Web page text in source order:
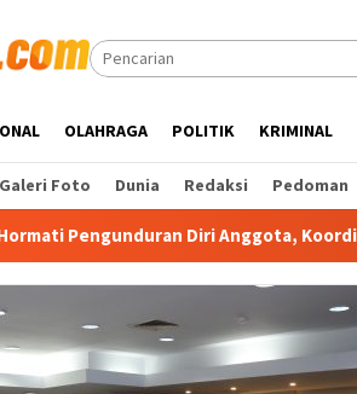
OLAHRAGA POLITIK KRIMINAL
Galeri Foto Dunia Redaksi Pedoman
Diri Anggota, Koordinasi ke Pusat